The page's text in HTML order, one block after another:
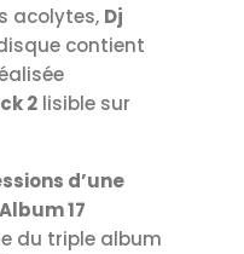
acolytes, Dj
contient
2 lisible sur
d’une
17
du triple album